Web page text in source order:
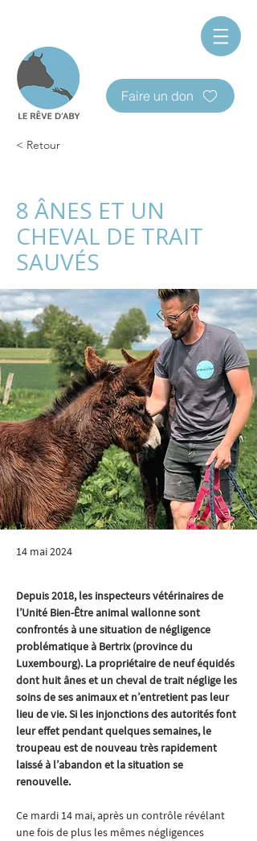
Faire un don
< Retour
8 ÂNES ET UN
CHEVAL DE TRAIT
SAUVÉS
14 mai 2024
Depuis 2018, les inspecteurs vétérinaires de
l’Unité Bien-Être animal wallonne sont
confrontés à une situation de négligence
problématique à Bertrix (province du
Luxembourg). La propriétaire de neuf équidés
dont huit ânes et un cheval de trait néglige les
soins de ses animaux et n’entretient pas leur
lieu de vie. Si les injonctions des autorités font
leur effet pendant quelques semaines, le
troupeau est de nouveau très rapidement
laissé à l’abandon et la situation se
renouvelle.
Ce mardi 14 mai, après un contrôle révélant
une fois de plus les mêmes négligences